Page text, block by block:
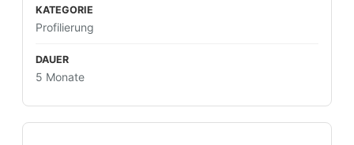
Profilierung
5 Monate